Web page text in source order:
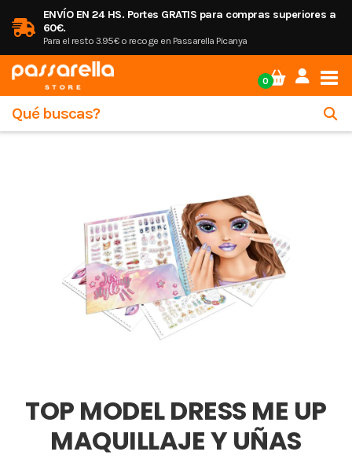
ENVÍO EN 24 HS. Portes GRATIS para compras superiores a
60€.
Para el resto 3.95€ o recoge en Passarella Picanya
0
TOP MODEL DRESS ME UP
MAQUILLAJE Y UÑAS